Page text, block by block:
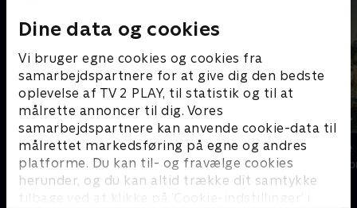
Dine data og cookies
Vi bruger egne cookies og cookies fra
samarbejdspartnere for at give dig den bedste
oplevelse af TV 2 PLAY, til statistik og til at
målrette annoncer til dig. Vores
samarbejdspartnere kan anvende cookie-data til
målrettet markedsføring på egne og andres
platforme. Du kan til- og fravælge cookies
herunder, og du kan altid trække dit samtykke
tilbage ved at klikke på ’Cookie-indstillinger’ i
Fake Patient
Drama • 1 sæsoner
Overleverne
Drama • 1